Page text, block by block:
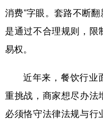
文化产业
地方频道
北京 天津
辽宁 吉林
浙江 安徽
消费”字眼。套路不断
是通过不合理规则，限
易权。
近年来，餐饮行业
重挑战，商家想尽办法
必须恪守法律法规与行